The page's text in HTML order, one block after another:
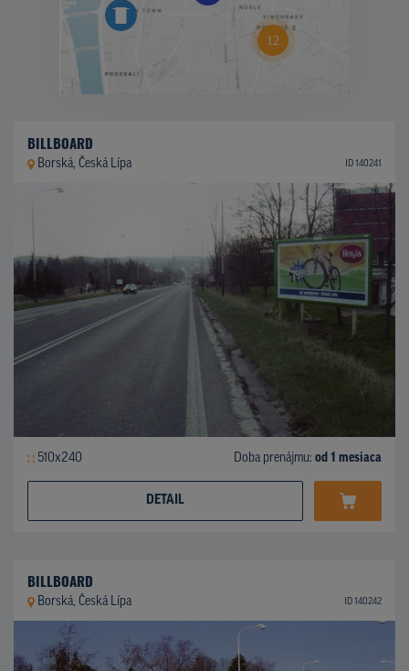
BILLBOARD
Borská, Česká Lípa ID 140241
510x240 Doba prenájmu: od 1 mesiaca
DETAIL
BILLBOARD
Borská, Česká Lípa ID 140242